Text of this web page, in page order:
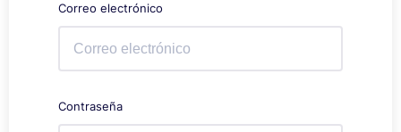
Correo electrónico
Contraseña